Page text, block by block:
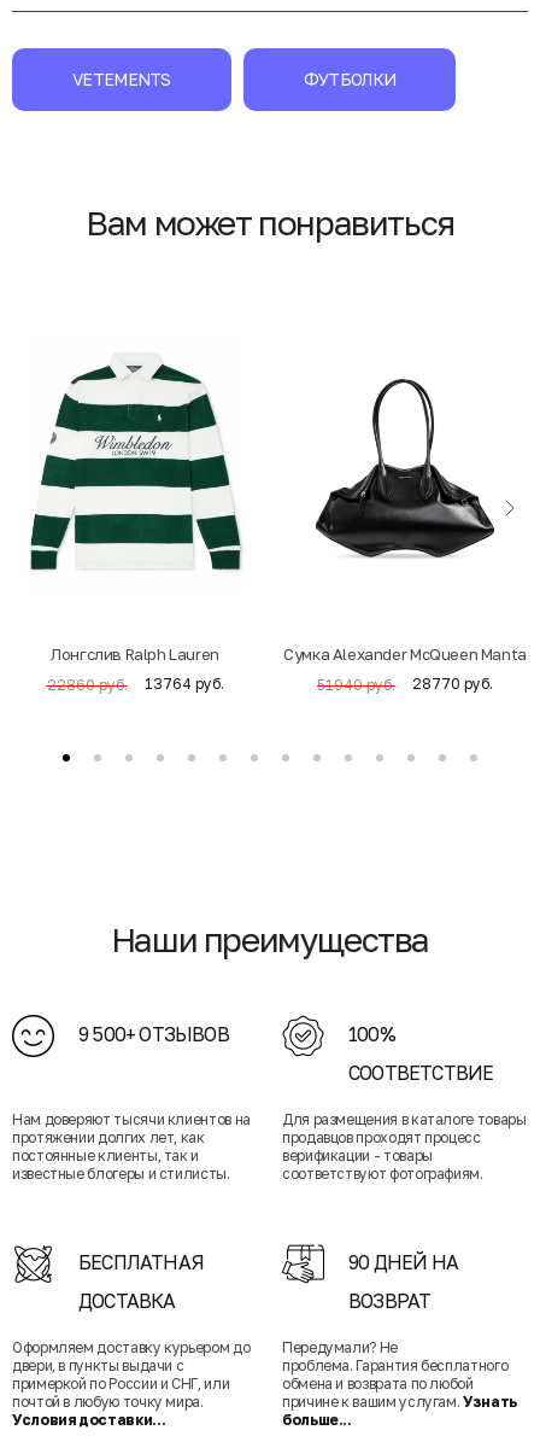
VETEMENTS ФУТБОЛКИ
Вам может понравиться
Лонгслив Ralph Lauren
22860 руб. 13764 руб.
Cумка Alexander McQueen Manta
51940 руб. 28770 руб.
Наши преимущества
9 500+ ОТЗЫВОВ
Нам доверяют тысячи клиентов на
протяжении долгих лет, как
постоянные клиенты, так и
известные блогеры и стилисты.
100%
СООТВЕТСТВИЕ
Для размещения в каталоге товары
продавцов проходят процесс
верификации - товары
соответствуют фотографиям.
БЕСПЛАТНАЯ
ДОСТАВКА
Оформляем доставку курьером до
двери, в пункты выдачи с
примеркой по России и СНГ, или
почтой в любую точку мира.
Условия доставки...
90 ДНЕЙ НА
ВОЗВРАТ
Передумали? Не
проблема. Гарантия бесплатного
обмена и возврата по любой
причине к вашим услугам. Узнать
больше...